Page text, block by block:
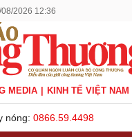
2026 12:36
MEDIA KINH TẾ VIỆT NAM
nóng: 0866.59.4498